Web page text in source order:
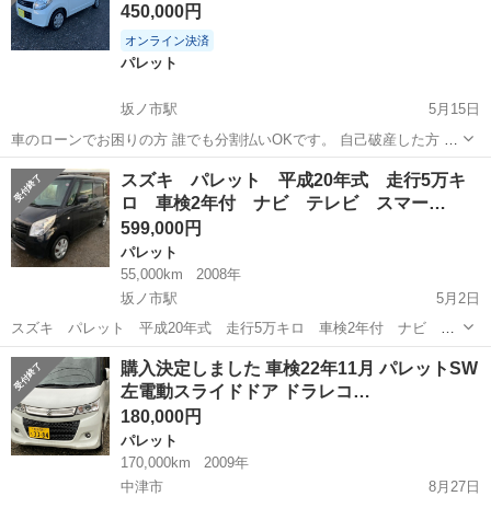
450,000円
オンライン決済
パレット
坂ノ市駅
5月15日
車のローンでお困りの方 誰でも分割払いOKです。 自己破産した方 債
務整理をした方 借金がある方 自営業の方 仕事されてない方 支払い遅
れてローンの通らない方 まずはお気軽にお問い合わせ下さい。 支払い
は最長3年までになり...
大分 大分市 坂ノ市駅 パレット スズキパレット
スズキ パレット 平成20年式 走行5万キ
ロ 車検2年付 ナビ テレビ スマー…
599,000円
パレット
55,000km
2008年
坂ノ市駅
5月2日
スズキ パレット 平成20年式 走行5万キロ 車検2年付 ナビ テ
レビ スマートキー プッシュスタート 両側スライドドア 左側電
動 オートエアコン 室内広々 24時間以内に購入、お支払い可能な方
のみのご連絡でお願い致します...
大分 大分市 坂ノ市駅 パレット
購入決定しました 車検22年11月 パレットSW
左電動スライドドア ドラレコ…
180,000円
パレット
170,000km
2009年
中津市
8月27日